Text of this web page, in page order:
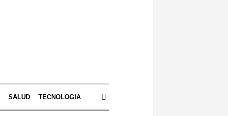
SALUD TECNOLOGIA